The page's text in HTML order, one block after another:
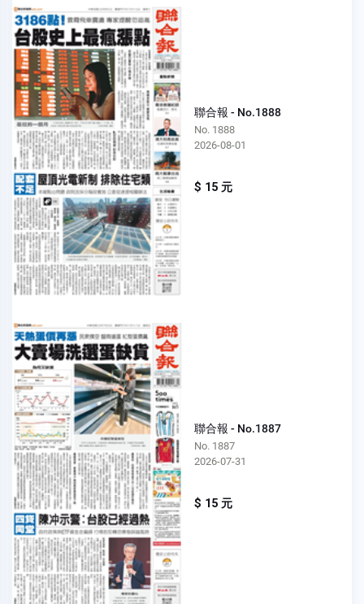
聯合報 - No.1888
No. 1888
2026-08-01
$ 15 元
聯合報 - No.1887
No. 1887
2026-07-31
$ 15 元